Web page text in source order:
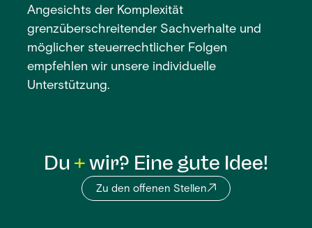
Angesichts der Komplexität
grenzüberschreitender Sachverhalte und
möglicher steuerrechtlicher Folgen
empfehlen wir unsere individuelle
Unterstützung.
Du wir? Eine gute Idee!
Zu den offenen Stellen